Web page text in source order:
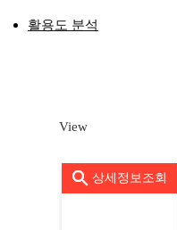
활용도 분석
View
상세정보조회